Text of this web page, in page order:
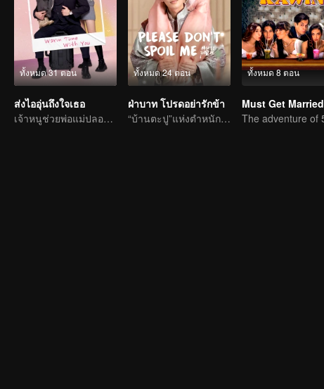
ทั้งหมด 31 ตอน
ส่งไออุ่นถึงใจเธอ
เจ้าหนูช่วยพ่อแม่ปลอม ๆ แกล้งหลอกแต่รักจริง
ทั้งหมด 24 ตอน
ฝ่าบาท โปรดอย่ารักข้า
“บ้านตะปู”แห่งตำหนักเย็นชวนเขย่าใจผู้คน
ทั้งหมด 8 ตอน
Must Get Married